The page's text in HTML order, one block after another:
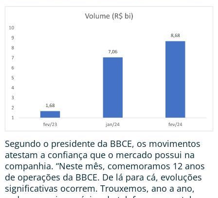
Segundo o presidente da BBCE, os movimentos
atestam a confiança que o mercado possui na
companhia. “Neste mês, comemoramos 12 anos
de operações da BBCE. De lá para cá, evoluções
significativas ocorrem. Trouxemos, ano a ano,